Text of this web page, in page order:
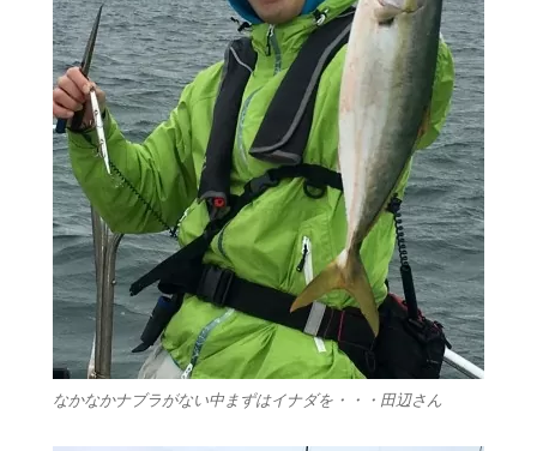
なかなかナブラがない中まずはイナダを・・・田辺さん